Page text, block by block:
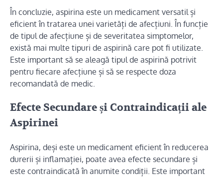
În concluzie, aspirina este un medicament versatil și
eficient în tratarea unei varietăți de afecțiuni. În funcție
de tipul de afecțiune și de severitatea simptomelor,
există mai multe tipuri de aspirină care pot fi utilizate.
Este important să se aleagă tipul de aspirină potrivit
pentru fiecare afecțiune și să se respecte doza
recomandată de medic.
Efecte Secundare și Contraindicații ale
Aspirinei
Aspirina, deși este un medicament eficient în reducerea
durerii și inflamației, poate avea efecte secundare și
este contraindicată în anumite condiții. Este important